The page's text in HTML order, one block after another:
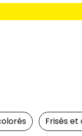
Frisés et